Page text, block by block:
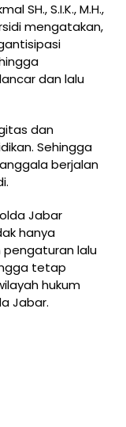
SH., S.I.K., M.H.,
mengatakan,
dan lalu
dan
Sehingga
berjalan
Jabar
hanya
lalu
tetap
hukum
Jabar.